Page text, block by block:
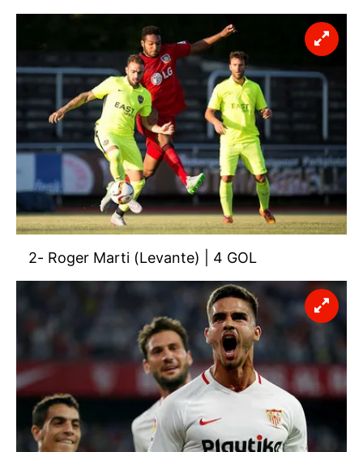
Sizlere daha iyi bir hizmet sunabilmek için İnternet
Sitemizde kendimize ve üçüncü kişilere ait çerezler
kullanılmaktadır. Bu çerezler vasıtasıyla çeşitli kişisel
verileriniz işlenmekte olup gerekli olan çerezler bilgi
toplumu hizmetlerinin sunulması amacıyla
kullanılmaktadır. Diğer çerezler, sitemizin daha işlevsel
kılınması ve kişiselleştirilmesi ve sizlere yönelik
reklam/pazarlama faaliyetlerinin yapılması, amaçlarıyla
sınırlı olarak açık rızanız dahilinde kullanılacaktır.
Çerezlere ilişkin tercihlerinizi aşağıda yer alan panel
için Ayarlar butonuna tıklayabilir,
Çerez Bilgilendirme
Metnimiziziyaret edebilirsiniz.
6698 sayılı Kişisel Verilerin Korunması Kanunu uyarınca
hazırlanmış Aydınlatma Metnimizi okumak ve sitemizde
ilgili mevzuata uygun olarak kullanılan çerezlerle ilgili bilgi
almak için lütfen
tıklayınız.
2- Roger Marti (Levante) | 4 GOL